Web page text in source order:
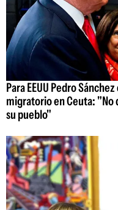
Para EEUU Pedro
migratorio en Ceuta: "No
su pueblo"